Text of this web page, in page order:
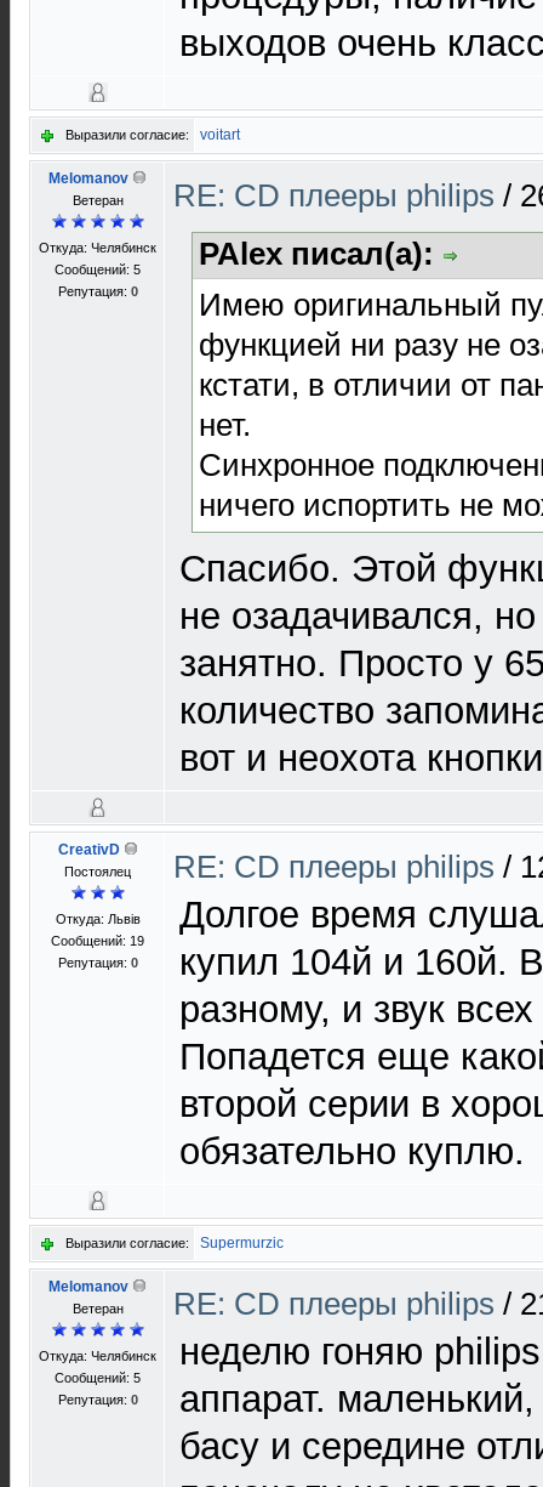
выходов очень
Выразили согласие: voitart
Melomanov
Ветеран
Откуда: Челябинск
Сообщений: 5
Репутация: 0
RE: CD плееры philips /
PAlex писал(а):
Имею оригинальный
функцией ни разу не
кстати, в отличии от
нет.
Синхронное
ничего испортить не
Спасибо. Этой
не озадачивался,
занятно. Просто у
количество
вот и неохота
CreativD
Постоялец
Откуда: Львів
Сообщений: 19
Репутация: 0
RE: CD плееры philips /
Долгое время
купил 104й и 160й.
разному, и звук
Попадется еще
второй серии в
обязательно куплю.
Выразили согласие: Supermurzic
Melomanov
Ветеран
Откуда: Челябинск
Сообщений: 5
Репутация: 0
RE: CD плееры philips /
неделю гоняю
аппарат.
басу и середине